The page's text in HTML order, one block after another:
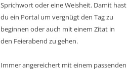
Sprichwort oder eine Weisheit. Damit hast
du ein Portal um vergnügt den Tag zu
beginnen oder auch mit einem Zitat in
den Feierabend zu gehen.
Immer angereichert mit einem passenden